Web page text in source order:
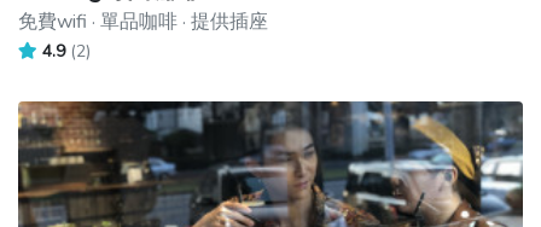
免費wifi · 單品咖啡 · 提供插座
4.9 (2)